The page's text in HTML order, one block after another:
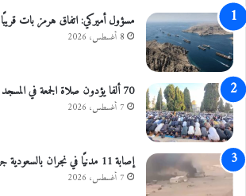
ا
ا
ل
ع
ا
د
ي
ض
ي
مسؤول أميركي: اتفاق هرمز بات قريبًا
8 أغسطس، 2026
70 ألفا يؤدون صلاة الجمعة في المسجد الأقصى
7 أغسطس، 2026
إصابة 11 مدنيًا في نجران بالسعودية جراء اعتداءات حوثية
7 أغسطس، 2026